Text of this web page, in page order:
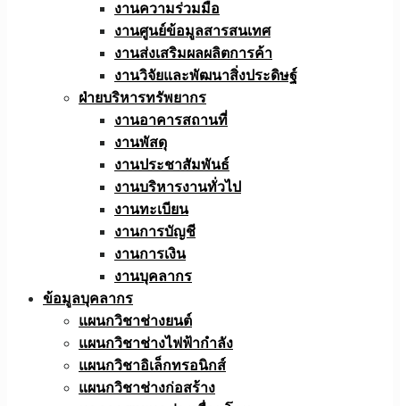
งานความร่วมมือ
งานศูนย์ข้อมูลสารสนเทศ
งานส่งเสริมผลผลิตการค้า
งานวิจัยและพัฒนาสิ่งประดิษฐ์
ฝ่ายบริหารทรัพยากร
งานอาคารสถานที่
งานพัสดุ
งานประชาสัมพันธ์
งานบริหารงานทั่วไป
งานทะเบียน
งานการบัญชี
งานการเงิน
งานบุคลากร
ข้อมูลบุคลากร
แผนกวิชาช่างยนต์
แผนกวิชาช่างไฟฟ้ากำลัง
แผนกวิชาอิเล็กทรอนิกส์
แผนกวิชาช่างก่อสร้าง